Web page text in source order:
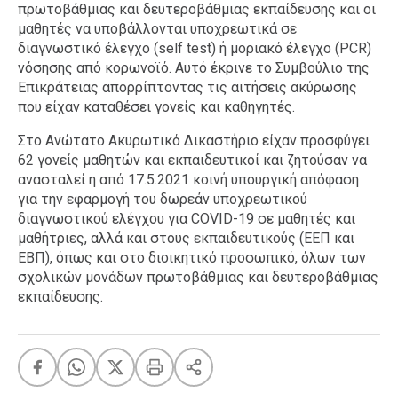
LIFE
Food
Body+Mind
Ταξίδια
Style
Σπίτι
Σχέσεις
AGENDA
Agenda
Επιλογές
πρωτοβάθμιας και δευτεροβάθμιας εκπαίδευσης και οι
μαθητές να υποβάλλονται υποχρεωτικά σε
διαγνωστικό έλεγχο (self test) ή μοριακό έλεγχο (PCR)
νόσησης από κορωνοϊό. Αυτό έκρινε το Συμβούλιο της
Επικράτειας απορρίπτοντας τις αιτήσεις ακύρωσης
που είχαν καταθέσει γονείς και καθηγητές.
Στο Ανώτατο Ακυρωτικό Δικαστήριο είχαν προσφύγει
62 γονείς μαθητών και εκπαιδευτικοί και ζητούσαν να
ανασταλεί η από 17.5.2021 κοινή υπουργική απόφαση
για την εφαρμογή του δωρεάν υποχρεωτικού
διαγνωστικού ελέγχου για COVID-19 σε μαθητές και
μαθήτριες, αλλά και στους εκπαιδευτικούς (ΕΕΠ και
ΕΒΠ), όπως και στο διοικητικό προσωπικό, όλων των
σχολικών μονάδων πρωτοβάθμιας και δευτεροβάθμιας
εκπαίδευσης.